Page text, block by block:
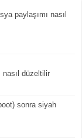
paylaşımı nasıl
nasıl düzeltilir
sonra siyah